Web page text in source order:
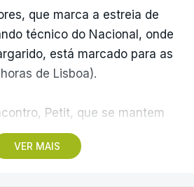
,Bicicleta, Alexis
VER MAIS
que marca a estreia de
técnico do Nacional, onde
está marcado para as
de Lisboa).
Petit, que se mantem
Clara, assumiu a vontade
de São Miguel "uma fortaleza",